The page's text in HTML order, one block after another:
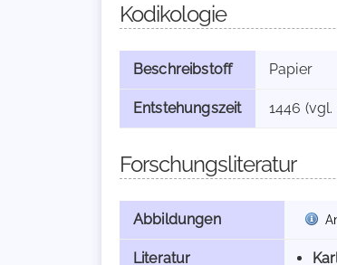
Kodikologie
Beschreibstoff Papier
Entstehungszeit 1446 (vgl.
Forschungsliteratur
Abbildungen
Literatur